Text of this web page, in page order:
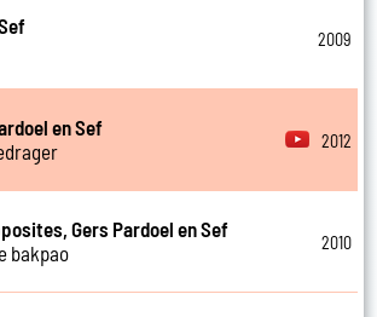
2009
en Sef
2012
Gers Pardoel en Sef
bakpao
2010